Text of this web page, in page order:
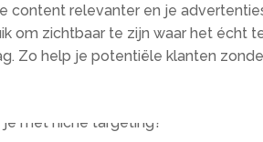
content relevanter en je
om zichtbaar te zijn waar het écht
Zo help je potentiële klanten